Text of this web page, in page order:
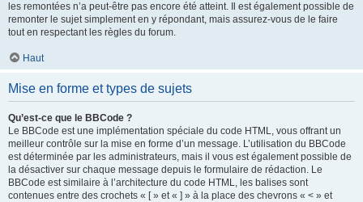
les remontées n’a peut-être pas encore été atteint. Il est également possible de
remonter le sujet simplement en y répondant, mais assurez-vous de le faire
tout en respectant les règles du forum.
Haut
Mise en forme et types de sujets
Qu’est-ce que le BBCode ?
Le BBCode est une implémentation spéciale du code HTML, vous offrant un
meilleur contrôle sur la mise en forme d’un message. L’utilisation du BBCode
est déterminée par les administrateurs, mais il vous est également possible de
la désactiver sur chaque message depuis le formulaire de rédaction. Le
BBCode est similaire à l’architecture du code HTML, les balises sont
contenues entre des crochets « [ » et « ] » à la place des chevrons « < » et